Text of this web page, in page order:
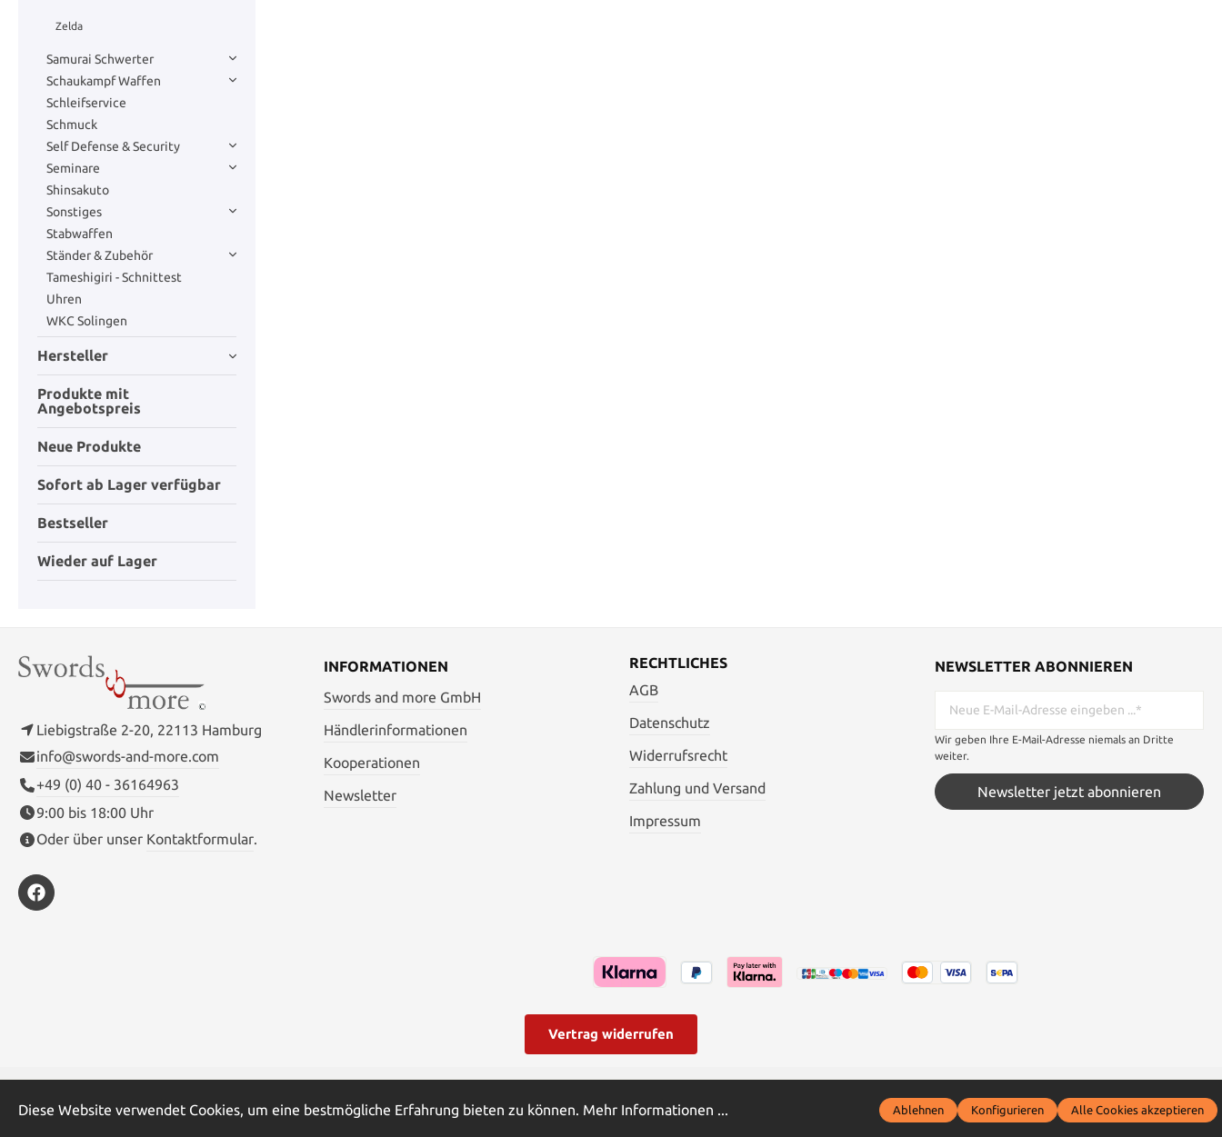
Zelda
Samurai Schwerter
Schaukampf Waffen
Schleifservice
Schmuck
Self Defense & Security
Seminare
Shinsakuto
Sonstiges
Stabwaffen
Ständer & Zubehör
Tameshigiri - Schnittest
Uhren
WKC Solingen
Hersteller
Produkte mit
Angebotspreis
Neue Produkte
Sofort ab Lager verfügbar
Bestseller
Wieder auf Lager
Liebigstraße 2-20, 22113 Hamburg
info@swords-and-more.com
+49 (0) 40 - 36164963
9:00 bis 18:00 Uhr
Oder über unser Kontaktformular.
INFORMATIONEN
Swords and more GmbH
Händlerinformationen
Kooperationen
Newsletter
RECHTLICHES
AGB
Datenschutz
Widerrufsrecht
Zahlung und Versand
Impressum
NEWSLETTER ABONNIEREN
Wir geben Ihre E-Mail-Adresse niemals an Dritte
weiter.
Newsletter jetzt abonnieren
Vertrag widerrufen
© Swords and more | Powered by Butterflies IT - die Softwareentwickler
Diese Website verwendet Cookies, um eine bestmögliche Erfahrung bieten zu können. Mehr Informationen ... Ablehnen Konfigurieren Alle Cookies akzeptieren